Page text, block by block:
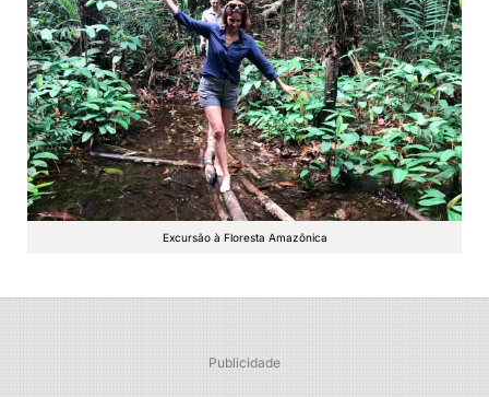
Excursão à Floresta Amazônica
Publicidade